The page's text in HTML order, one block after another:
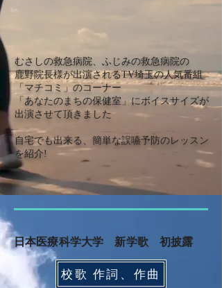
むさしの救急病院、ふじみの救急病院の
鹿野院長様が出演されるTV埼玉の人気番組
「マチコミ」のコーナー
「あなたのまちの保健室」にボイスサイズが
出演させて頂きました
自宅でも出来る、簡単な誤嚥予防のレッスン
を紹介!
日本医療科学大学 新学歌 初披露
校歌 作詞、作曲